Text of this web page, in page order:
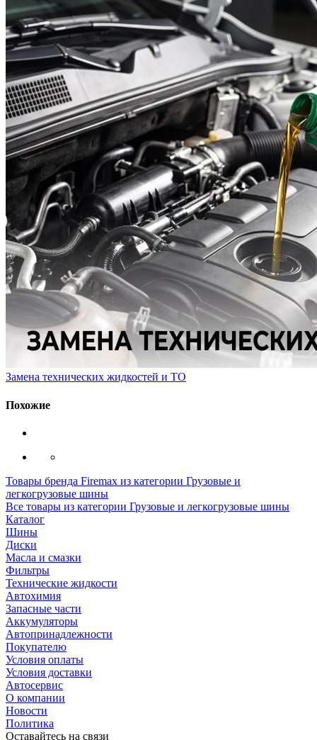
Замена технических жидкостей и ТО
Похожие
Товары бренда Firemax из категории Грузовые и
легкогрузовые шины
Все товары из категории Грузовые и легкогрузовые шины
Каталог
Шины
Диски
Масла и смазки
Фильтры
Технические жидкости
Автохимия
Запасные части
Аккумуляторы
Автопринадлежности
Покупателю
Условия оплаты
Условия доставки
Автосервис
О компании
Новости
Политика
Оставайтесь на связи